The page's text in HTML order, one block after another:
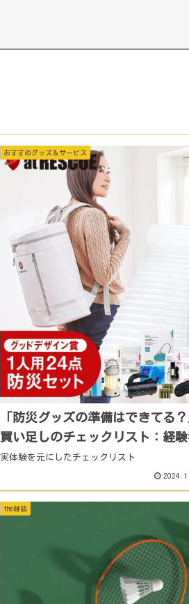
おすすめグッズ＆サービス
「防災グッズの準備はできてる
買い足しのチェックリスト：経
実体験を元にしたチェックリスト
the雑談